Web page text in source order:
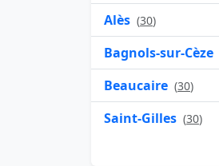
Alès (30)
Bagnols-sur-Cèze
Beaucaire (30)
Saint-Gilles (30)